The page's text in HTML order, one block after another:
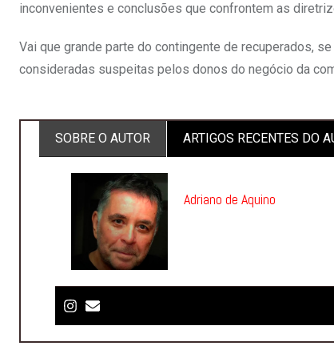
inconvenientes e conclusões que confrontem as
Vai que grande parte do contingente de recuperados,
consideradas suspeitas pelos donos do negócio da
SOBRE O AUTOR
ARTIGOS RECENTES DO
Adriano de Aquino